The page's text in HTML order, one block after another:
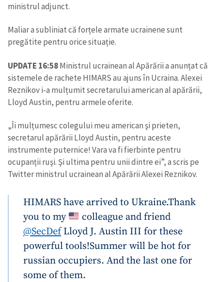
ministrul adjunct.
Maliar a subliniat că forțele armate ucrainene sunt
pregătite pentru orice situație.
UPDATE 16:58Ministrul ucrainean al Apărării a anunțat că
sistemele de rachete HIMARS au ajuns în Ucraina. Alexei
Reznikov i-a mulțumit secretarului american al apărării,
Lloyd Austin, pentru armele oferite.
„Îi mulțumesc colegului meu american şi prieten,
secretarul apărării Lloyd Austin, pentru aceste
instrumente puternice! Vara va fi fierbinte pentru
ocupanții ruşi. Şi ultima pentru unii dintre ei”, a scris pe
Twitter ministrul ucrainean al Apărării Alexei Reznikov.
HIMARS have arrived to Ukraine.Thank
you to my
colleague and friend
@SecDefLloyd J. Austin III for these
powerful tools!Summer will be hot for
russian occupiers. And the last one for
some of them.